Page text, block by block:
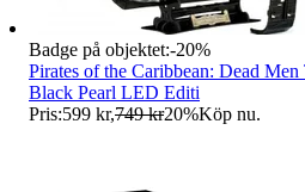
Badge på objektet:-20%
Pirates of the Caribbean: Dead
Black Pearl LED Editi
Pris:599 kr,749 kr20%Köp nu.